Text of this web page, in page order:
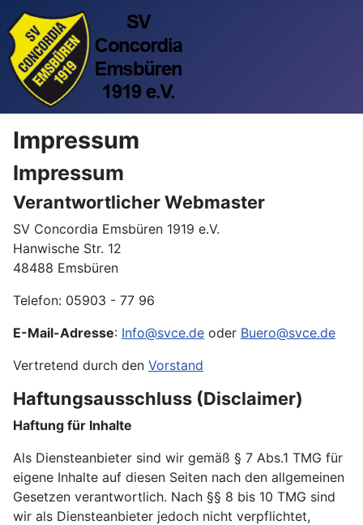
Impressum
Impressum
Verantwortlicher Webmaster
SV Concordia Emsbüren 1919 e.V.
Hanwische Str. 12
48488 Emsbüren
Telefon: 05903 - 77 96
E-Mail-Adresse: Info@svce.de oder Buero@svce.de
Vertretend durch den Vorstand
Haftungsausschluss (Disclaimer)
Haftung für Inhalte
Als Diensteanbieter sind wir gemäß § 7 Abs.1 TMG für
eigene Inhalte auf diesen Seiten nach den allgemeinen
Gesetzen verantwortlich. Nach §§ 8 bis 10 TMG sind
wir als Diensteanbieter jedoch nicht verpflichtet,